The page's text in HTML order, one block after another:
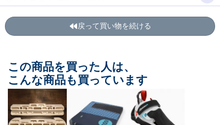
戻って買い物を続ける
この商品を買った人は、
こんな商品も買っています